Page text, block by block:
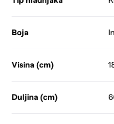
Boja
Visina (cm)
Duljina (cm)